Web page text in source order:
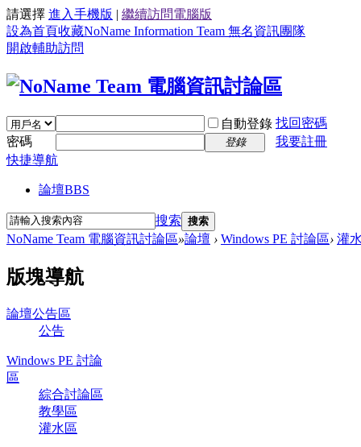
請選擇 進入手機版 | 繼續訪問電腦版
設為首頁收藏NoName Information Team 無名資訊團隊
開啟輔助訪問
自動登錄 找回密碼
密碼
登錄
我要註冊
快捷導航
論壇BBS
搜索 搜索
NoName Team 電腦資訊討論區»論壇 › Windows PE 討論區› 灌
版塊導航
論壇公告區
公告
Windows PE 討論
區
綜合討論區
教學區
灌水區